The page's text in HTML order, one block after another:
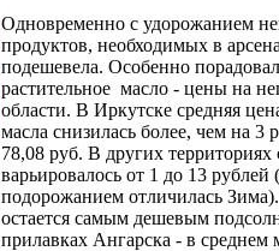
Одновременно с удорожанием
продуктов, необходимых в
подешевела. Особенно
растительное масло - цены на
области. В Иркутске средняя
масла снизилась более, чем на 3
78,08 руб. В других
варьировалось от 1 до 13
подорожанием отличилась
остается самым дешевым
прилавках Ангарска - в среднем